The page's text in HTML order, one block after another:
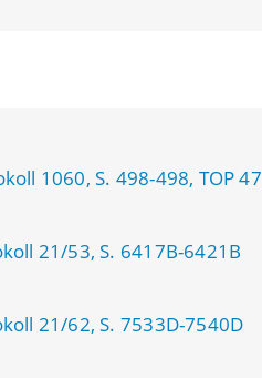
1060, S. 498-498, TOP 47
21/53, S. 6417B-6421B
21/62, S. 7533D-7540D